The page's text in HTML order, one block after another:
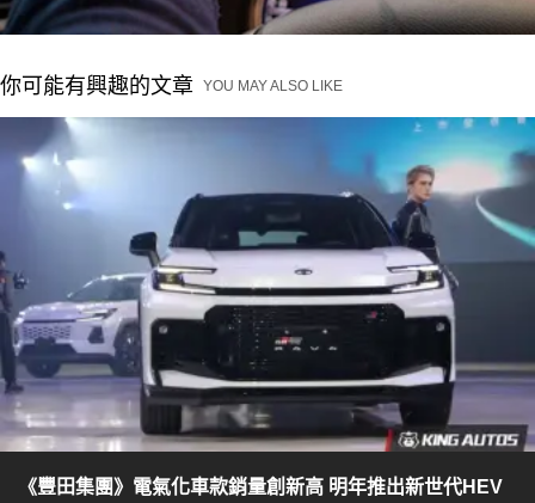
你可能有興趣的文章 YOU MAY ALSO LIKE
《豐田集團》電氣化車款銷量創新高 明年推出新世代HEV